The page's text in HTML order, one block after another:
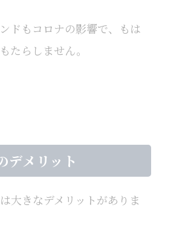
ドもコロナの影響で、もは
たらしません。
デメリット
大きなデメリットがありま